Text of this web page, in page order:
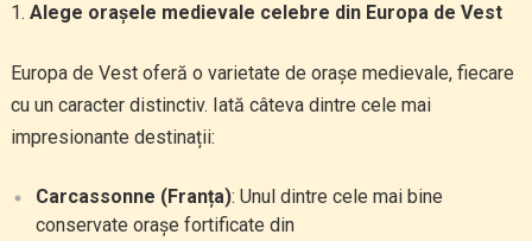
Alege orașele medievale celebre din Europa de Vest
Europa de Vest oferă o varietate de orașe medievale, fiecare
cu un caracter distinctiv. Iată câteva dintre cele mai
impresionante destinații:
Carcassonne (Franța): Unul dintre cele mai bine
conservate orașe fortificate din